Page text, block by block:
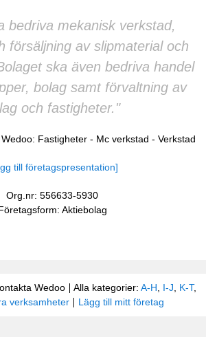
bedriva mekanisk verkstad,
försäljning av slipmaterial och
ska även bedriva handel
bolag samt förvaltning av
och fastigheter."
Fastigheter- Mc verkstad - Verkstad
till företagspresentation]
Org.nr: 556633-5930
Aktiebolag
Wedoo Alla kategorier: A-H I-J K-T,
verksamheter Lägg till mitt företag